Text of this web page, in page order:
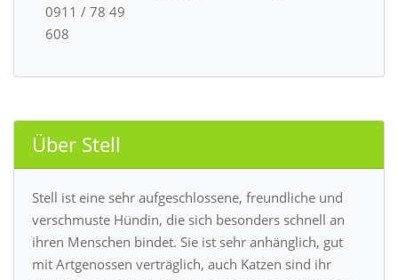
0911 / 78 49
608
Über Stell
Stell ist eine sehr aufgeschlossene, freundliche und
verschmuste Hündin, die sich besonders schnell an
ihren Menschen bindet. Sie ist sehr anhänglich, gut
mit Artgenossen verträglich, auch Katzen sind ihr